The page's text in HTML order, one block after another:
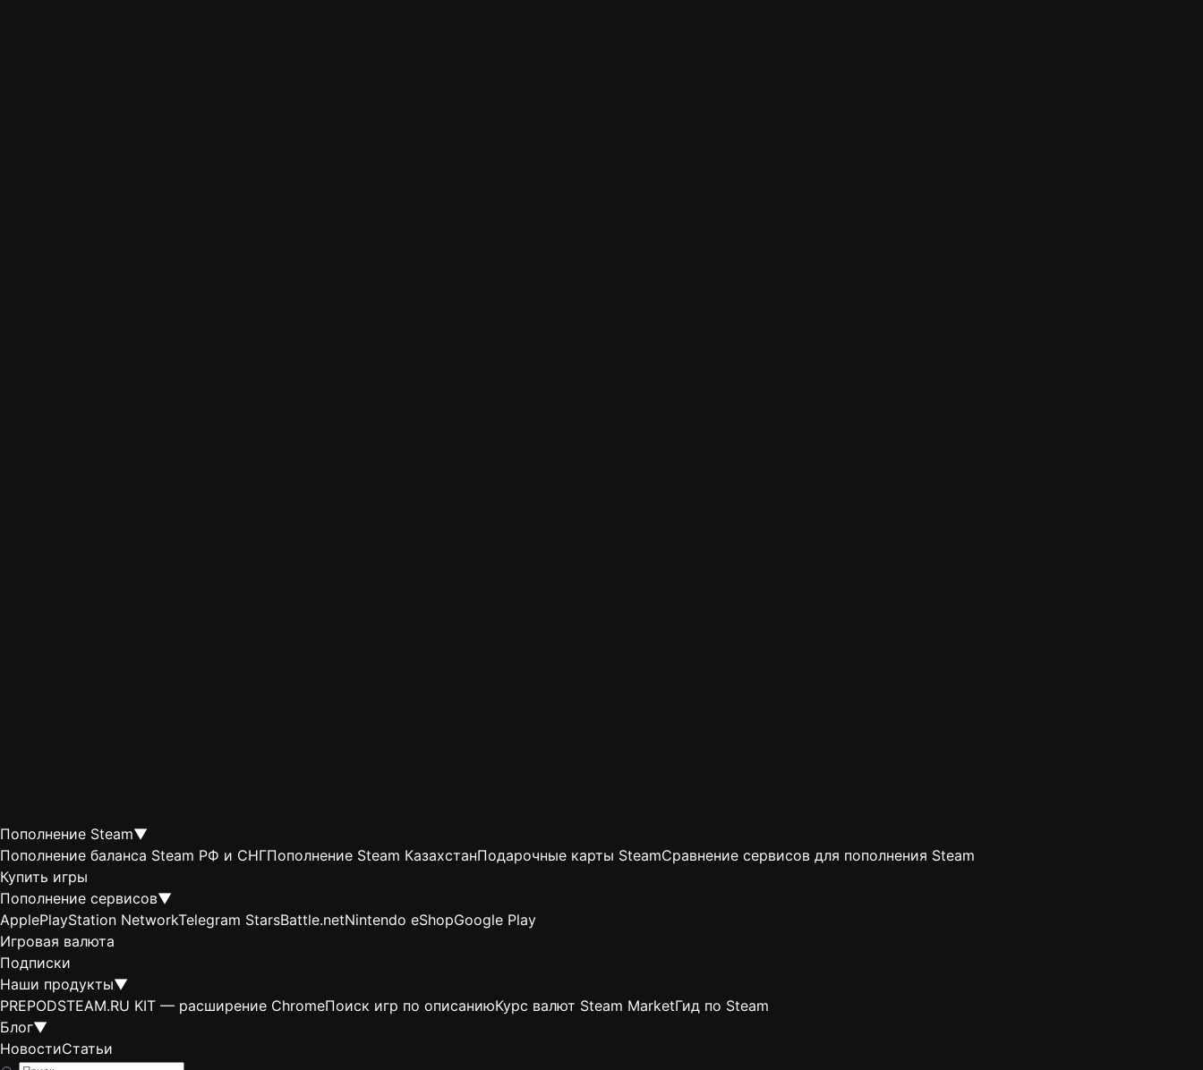
Пополнение Steam▼
Пополнение баланса Steam РФ и СНГПополнение Steam КазахстанПодарочные карты SteamСравнение сервисов для пополнения Steam
Купить игры
Пополнение сервисов▼
ApplePlayStation NetworkTelegram StarsBattle.netNintendo eShopGoogle Play
Игровая валюта
Подписки
Наши продукты▼
PREPODSTEAM.RU KIT — расширение ChromeПоиск игр по описаниюКурс валют Steam MarketГид по Steam
Блог▼
НовостиСтатьи